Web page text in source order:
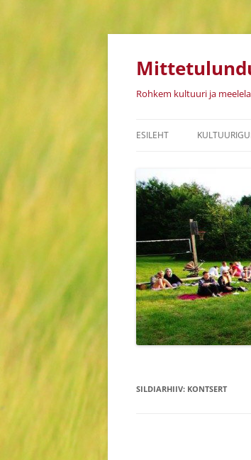
Rohkem kultuuri ja
ESILEHT
PÕHIKIRI
SILDIARHIIV: KONTSERT